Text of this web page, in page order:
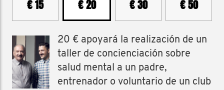
€ 15 € 20 € 30 € 50
20 € apoyará la realización de un
taller de concienciación sobre
salud mental a un padre,
entrenador o voluntario de un club